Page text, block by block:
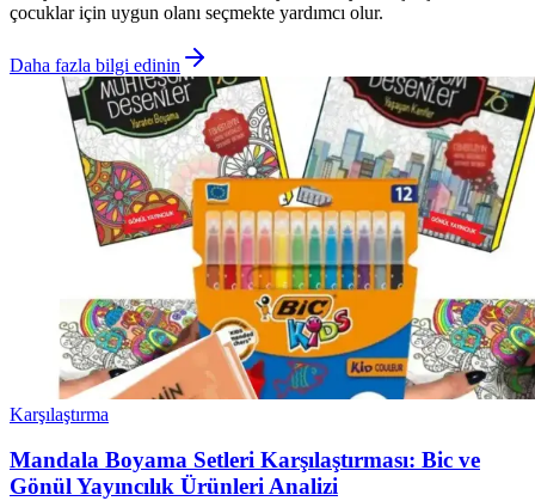
çocuklar için uygun olanı seçmekte yardımcı olur.
Daha fazla bilgi edinin
Karşılaştırma
Mandala Boyama Setleri Karşılaştırması: Bic ve
Gönül Yayıncılık Ürünleri Analizi